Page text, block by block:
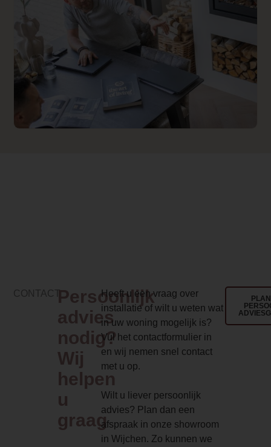
Branderbed 2 Price
0.000000
Backwall_ 2 Price
0.000000
https://
target="_blank"
model dat goed tot zijn recht komt in
de betonnen ommanteling heeft de
uitstraling en geeft de kachel
Deze warmte is te vergelijken met de
van binnen een heerlijk warm gevoel
Element Builder for Description
— Please Select —
Fijnstof (mg/Nm3-13% O2)
CONTACTPersoonlijk
advies
nodig?
Wij
helpen
u
graag
Heeft u een vraag over
installatie of wilt u weten wat
in uw woning mogelijk is?
Vul het contactformulier in
en wij nemen snel contact
met u op.
Wilt u liever persoonlijk
advies? Plan dan een
afspraak in onze showroom
in Wijchen. Zo kunnen we